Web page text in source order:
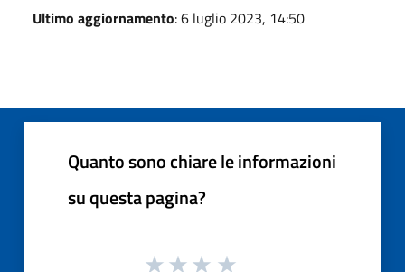
Ultimo aggiornamento: 6 luglio 2023, 14:50
Quanto sono chiare le informazioni
su questa pagina?